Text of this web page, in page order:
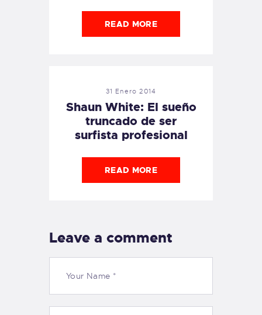
READ MORE
31 Enero 2014
Shaun White: El sueño
truncado de ser
surfista profesional
READ MORE
Leave a comment